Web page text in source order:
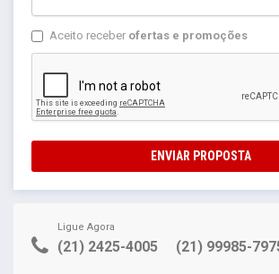
Aceito receber ofertas e promoções
ENVIAR PROPOSTA
Ligue Agora
(21) 2425-4005 (21) 99985-